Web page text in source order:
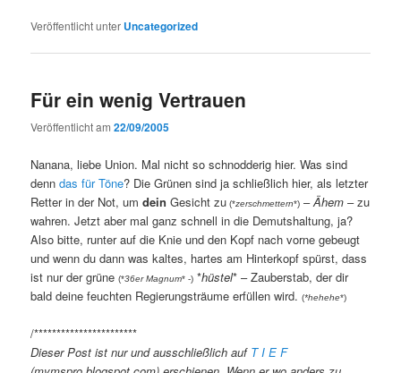
Veröffentlicht unter Uncategorized
Für ein wenig Vertrauen
Veröffentlicht am22/09/2005
Nanana, liebe Union. Mal nicht so schnodderig hier. Was sind
denndas für Töne? Die Grünen sind ja schließlich hier, als letzter
Retter in der Not, umdeinGesicht zu (*zerschmettern*) –Ähem – zu
wahren. Jetzt aber mal ganz schnell in die Demutshaltung, ja?
Also bitte, runter auf die Knie und den Kopf nach vorne gebeugt
und wenn du dann was kaltes, hartes am Hinterkopf spürst, dass
ist nur der grüne(*36er Magnum* -) *hüstel* –Zauberstab, der dir
bald deine feuchten Regierungsträume erfüllen wird.(*hehehe*)
/***********************
Dieser Post ist nur und ausschließlich auf T I E F